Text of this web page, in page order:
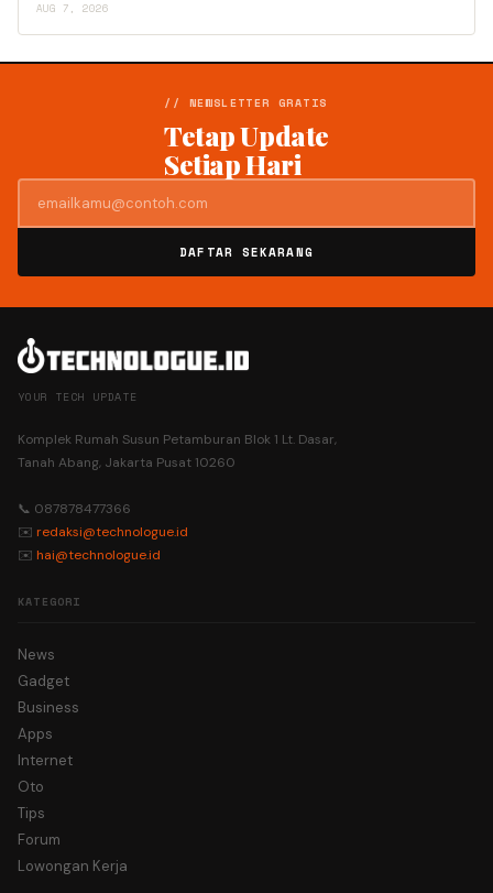
AUG 7, 2026
// NEWSLETTER GRATIS
Tetap Update
Setiap Hari
DAFTAR SEKARANG
YOUR TECH UPDATE
Komplek Rumah Susun Petamburan Blok 1 Lt. Dasar,
Tanah Abang, Jakarta Pusat 10260
📞 087878477366
✉️ redaksi@technologue.id
✉️ hai@technologue.id
KATEGORI
News
Gadget
Business
Apps
Internet
Oto
Tips
Forum
Lowongan Kerja